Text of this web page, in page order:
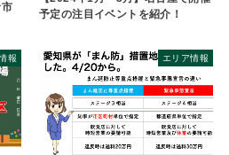
予定の注目イベントを紹介！
報 エリア情報